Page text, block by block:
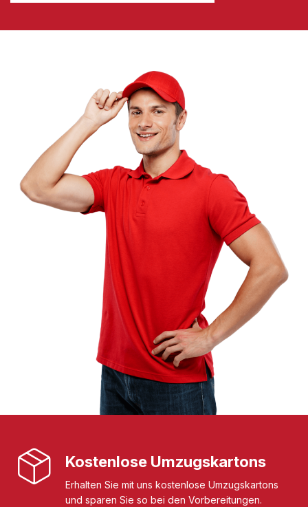
Kostenlose Umzugskartons
Erhalten Sie mit uns kostenlose Umzugskartons
und sparen Sie so bei den Vorbereitungen.